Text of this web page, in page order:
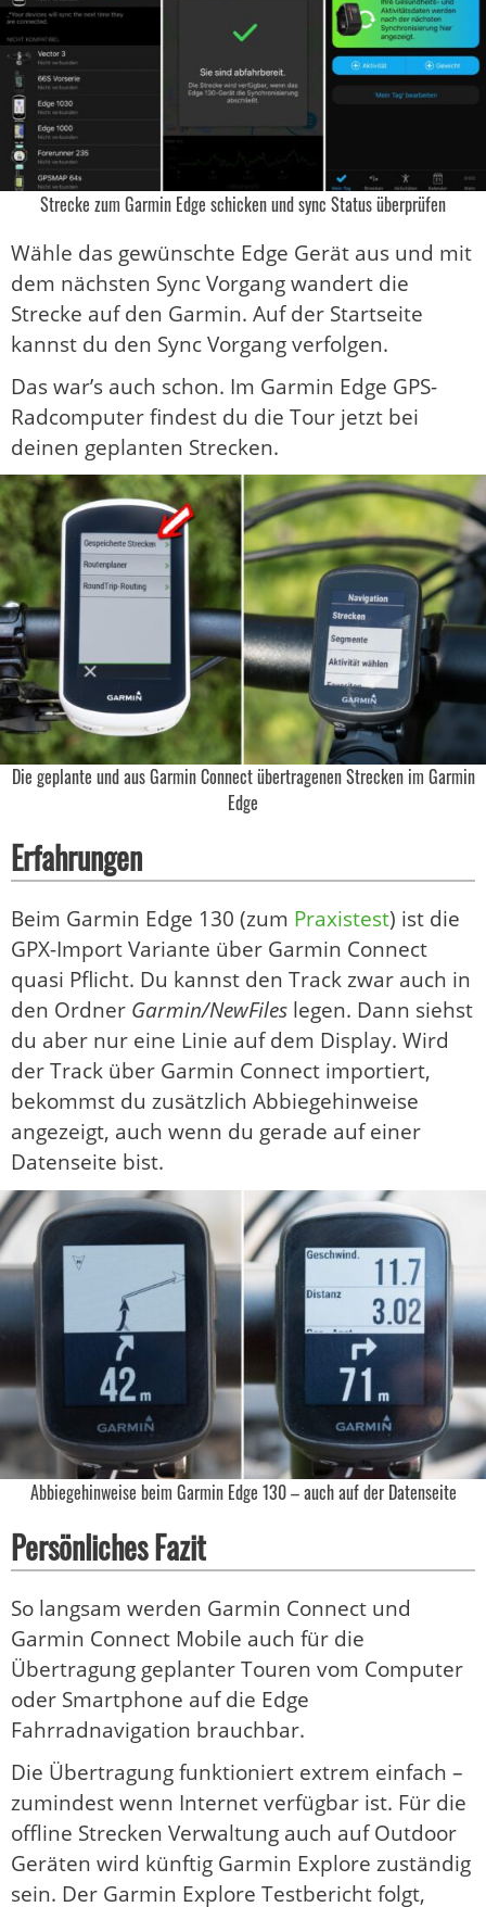
Strecke zum Garmin Edge schicken und sync Status überprüfen
Wähle das gewünschte Edge Gerät aus und mit
dem nächsten Sync Vorgang wandert die
Strecke auf den Garmin. Auf der Startseite
kannst du den Sync Vorgang verfolgen.
Das war’s auch schon. Im Garmin Edge GPS-
Radcomputer findest du die Tour jetzt bei
deinen geplanten Strecken.
Die geplante und aus Garmin Connect übertragenen Strecken im Garmin
Edge
Erfahrungen
Beim Garmin Edge 130 (zum Praxistest) ist die
GPX-Import Variante über Garmin Connect
quasi Pflicht. Du kannst den Track zwar auch in
den Ordner Garmin/NewFiles legen. Dann siehst
du aber nur eine Linie auf dem Display. Wird
der Track über Garmin Connect importiert,
bekommst du zusätzlich Abbiegehinweise
angezeigt, auch wenn du gerade auf einer
Datenseite bist.
Abbiegehinweise beim Garmin Edge 130 – auch auf der Datenseite
Persönliches Fazit
So langsam werden Garmin Connect und
Garmin Connect Mobile auch für die
Übertragung geplanter Touren vom Computer
oder Smartphone auf die Edge
Fahrradnavigation brauchbar.
Die Übertragung funktioniert extrem einfach –
zumindest wenn Internet verfügbar ist. Für die
offline Strecken Verwaltung auch auf Outdoor
Geräten wird künftig Garmin Explore zuständig
sein. Der Garmin Explore Testbericht folgt,